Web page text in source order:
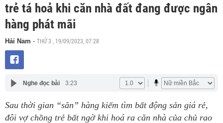
trẻ tá hoả khi căn nhà đất đang được ngân
hàng phát mãi
Hải Nam - THỨ 3 , 19/09/2023, 07:28
Nghe đọc bài 3:23
Sau thời gian “săn” hàng kiếm tìm bất động sản giá rẻ,
đôi vợ chồng trẻ bất ngờ khi hoá ra căn nhà của chủ rao